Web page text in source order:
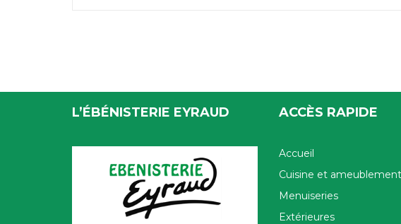
L’ÉBÉNISTERIE EYRAUD ACCÈS RAPIDE
Accueil
Cuisine et ameublement
Menuiseries
Extérieures